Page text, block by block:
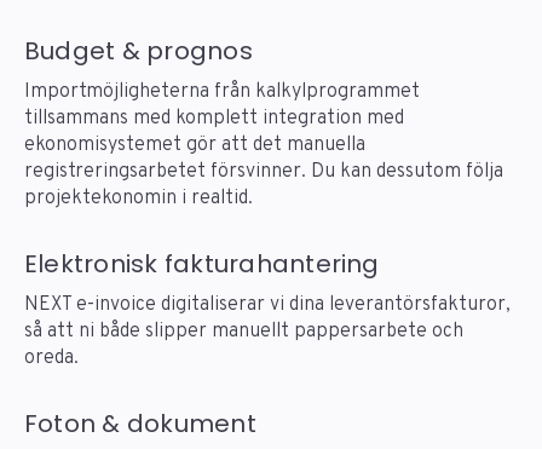
Budget & prognos
Importmöjligheterna från kalkylprogrammet
tillsammans med komplett integration med
ekonomisystemet gör att det manuella
registreringsarbetet försvinner. Du kan dessutom följa
projektekonomin i realtid.
Elektronisk fakturahantering
NEXT e-invoice digitaliserar vi dina leverantörsfakturor,
så att ni både slipper manuellt pappersarbete och
oreda.
Foton & dokument